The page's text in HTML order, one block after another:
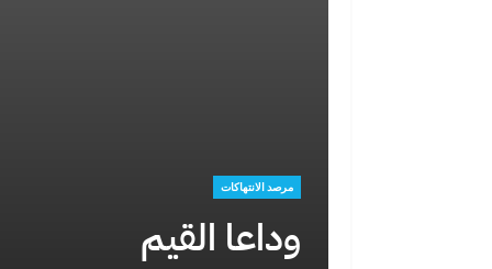
مرصد الانتهاكات
وداعا القيم